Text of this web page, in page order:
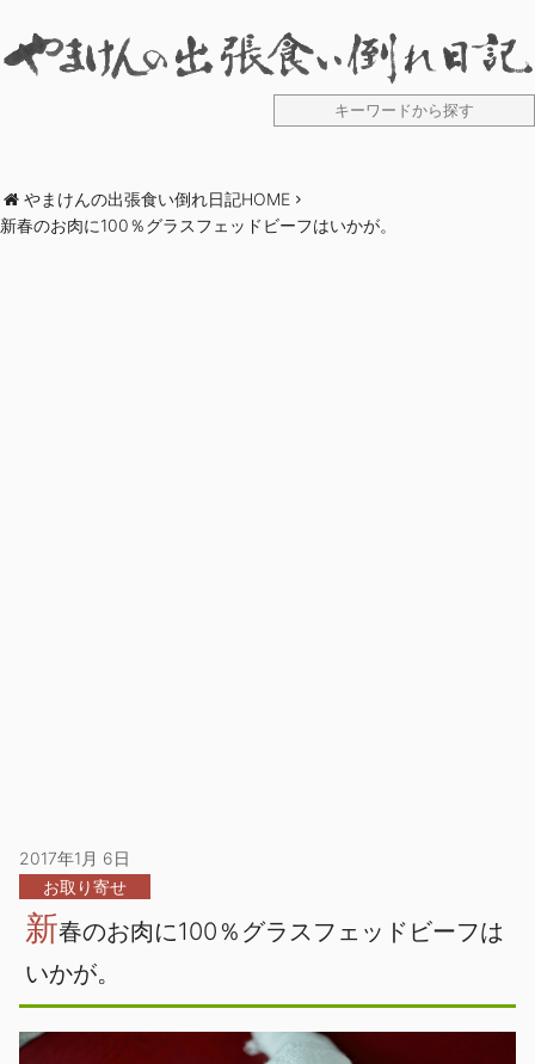
やまけんの出張食い倒れ日記HOME
新春のお肉に100％グラスフェッドビーフはいかが。
2017年1月 6日
お取り寄せ
新春のお肉に100％グラスフェッドビーフは
いかが。